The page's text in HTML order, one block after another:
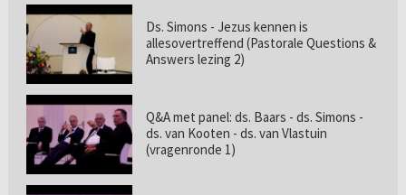
Ds. Simons - Jezus kennen is
allesovertreffend (Pastorale Questions &
Answers lezing 2)
Q&A met panel: ds. Baars - ds. Simons -
ds. van Kooten - ds. van Vlastuin
(vragenronde 1)